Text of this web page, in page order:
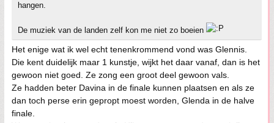
hangen.
De muziek van de landen zelf kon me niet zo boeien
Het enige wat ik wel echt tenenkrommend vond was Glennis.
Die kent duidelijk maar 1 kunstje, wijkt het daar vanaf, dan is het
gewoon niet goed. Ze zong een groot deel gewoon vals.
Ze hadden beter Davina in de finale kunnen plaatsen en als ze
dan toch perse erin gepropt moest worden, Glenda in de halve
finale.